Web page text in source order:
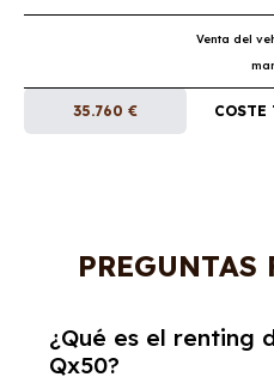
Venta del
35.760 € COSTE
PREGUNTAS
¿Qué es el renting
Qx50?